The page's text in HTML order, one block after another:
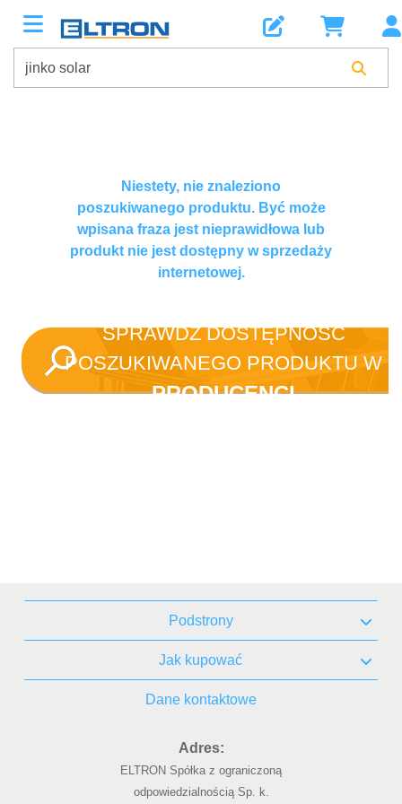
Niestety, nie znaleziono
poszukiwanego produktu. Być może
wpisana fraza jest nieprawidłowa lub
produkt nie jest dostępny w sprzedaży
internetowej.
SPRAWDŹ DOSTĘPNOŚĆ
POSZUKIWANEGO PRODUKTU W
PRODUCENCI
Podstrony
Jak kupować
Dane kontaktowe
Adres:
ELTRON Spółka z ograniczoną
odpowiedzialnością Sp. k.